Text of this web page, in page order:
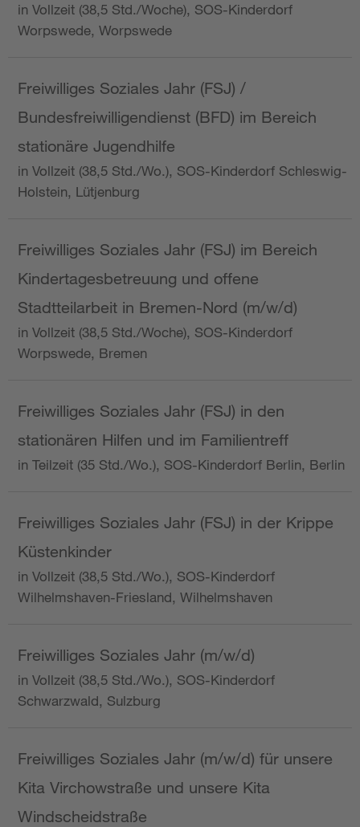
in Vollzeit (38,5 Std./Woche), SOS-Kinderdorf
Worpswede, Worpswede
Freiwilliges Soziales Jahr (FSJ) /
Bundesfreiwilligendienst (BFD) im Bereich
stationäre Jugendhilfe
in Vollzeit (38,5 Std./Wo.), SOS-Kinderdorf Schleswig-
Holstein, Lütjenburg
Freiwilliges Soziales Jahr (FSJ) im Bereich
Kindertagesbetreuung und offene
Stadtteilarbeit in Bremen-Nord (m/w/d)
in Vollzeit (38,5 Std./Woche), SOS-Kinderdorf
Worpswede, Bremen
Freiwilliges Soziales Jahr (FSJ) in den
stationären Hilfen und im Familientreff
in Teilzeit (35 Std./Wo.), SOS-Kinderdorf Berlin, Berlin
Freiwilliges Soziales Jahr (FSJ) in der Krippe
Küstenkinder
in Vollzeit (38,5 Std./Wo.), SOS-Kinderdorf
Wilhelmshaven-Friesland, Wilhelmshaven
Freiwilliges Soziales Jahr (m/w/d)
in Vollzeit (38,5 Std./Wo.), SOS-Kinderdorf
Schwarzwald, Sulzburg
Freiwilliges Soziales Jahr (m/w/d) für unsere
Kita Virchowstraße und unsere Kita
Windscheidstraße